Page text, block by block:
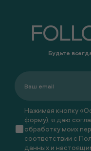
Будьте
Нажимая кнопку
форму), я даю
обработку моих
соответствии с
данных и